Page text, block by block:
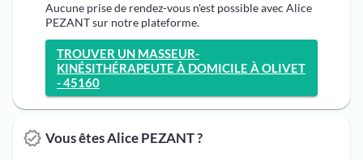
Aucune prise de rendez-vous n'est possible avec Alice
PEZANT sur notre plateforme.
TROUVER UN MASSEUR-
KINÉSITHÉRAPEUTE À DOMICILE À OLIVET
- 45160
Vous êtes Alice PEZANT ?